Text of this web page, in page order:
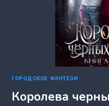
ГОРОДСКОЕ ФЭНТЕЗИ
Королева